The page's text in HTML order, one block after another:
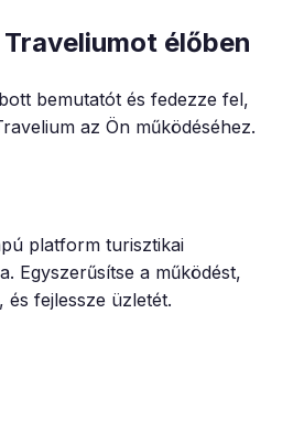
élőben
bemutatót és fedezze fel,
az Ön működéséhez.
platform turisztikai
Egyszerűsítse a működést,
és fejlessze üzletét.